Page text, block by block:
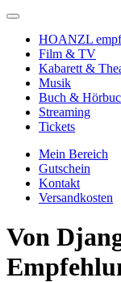
HOANZL
Film & TV
Kabarett &
Musik
Buch &
Streaming
Tickets
Mein Bereich
Gutschein
Kontakt
Versandkosten
Von